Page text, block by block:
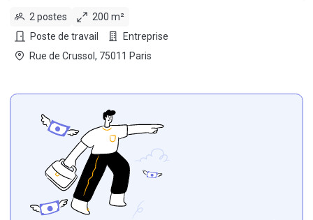
2 postes
200 m²
Poste de travail
Entreprise
Rue de Crussol, 75011 Paris